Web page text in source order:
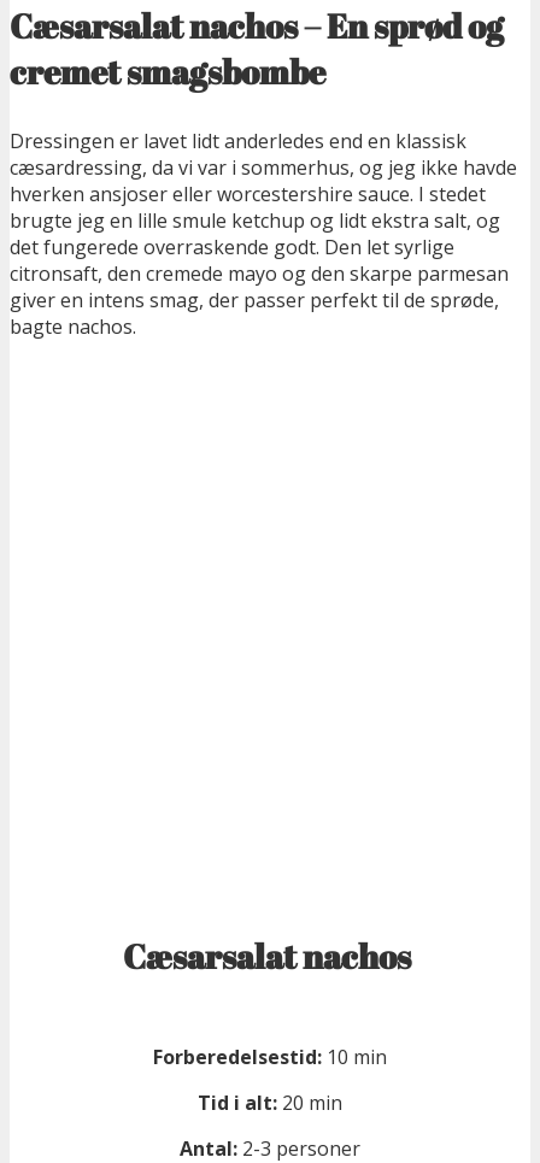
Cæsarsalat nachos – En sprød og
cremet smagsbombe
Dressingen er lavet lidt anderledes end en klassisk
cæsardressing, da vi var i sommerhus, og jeg ikke havde
hverken ansjoser eller worcestershire sauce. I stedet
brugte jeg en lille smule ketchup og lidt ekstra salt, og
det fungerede overraskende godt. Den let syrlige
citronsaft, den cremede mayo og den skarpe parmesan
giver en intens smag, der passer perfekt til de sprøde,
bagte nachos.
Cæsarsalat nachos
Forberedelsestid: 10 min
Tid i alt: 20 min
Antal: 2-3 personer